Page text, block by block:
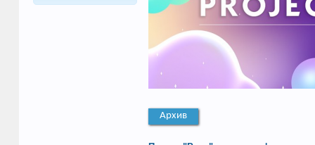
Архив